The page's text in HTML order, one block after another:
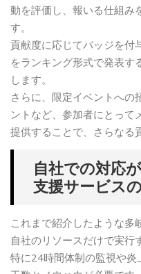
動を評価し、報いる仕組み
す。
貢献度に応じてバッジを付
をランキング形式で発表す
します。
さらに、限定イベントへの
ントなど、参加者にとって
提供することで、さらなる
自社での対応
支援サービス
これまで紹介したような多
自社のリソースだけで実行
特に24時間体制の監視や